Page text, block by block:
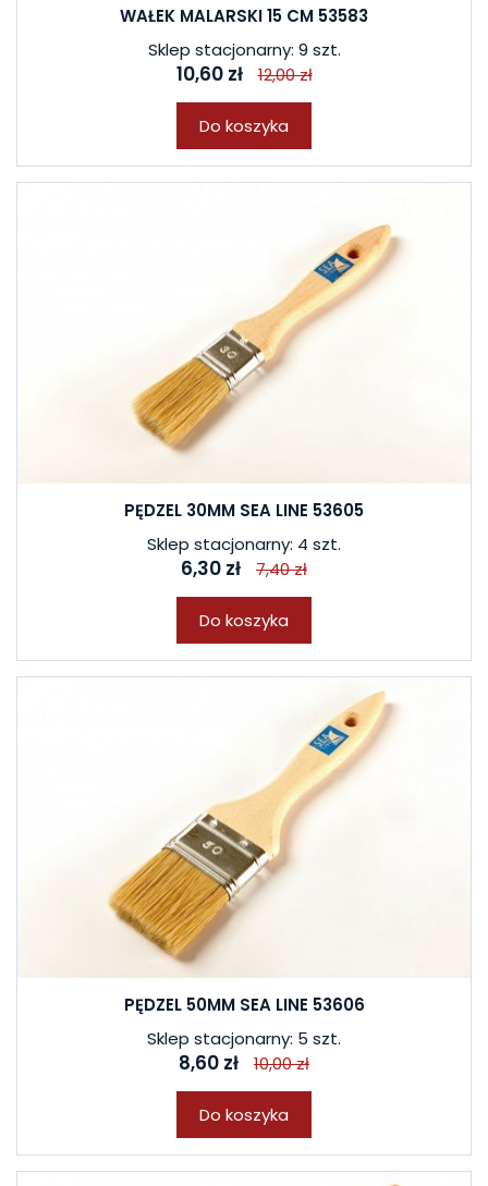
WAŁEK MALARSKI 15 CM 53583
Sklep stacjonarny: 9 szt.
10,60 zł 12,00 zł
Do koszyka
PĘDZEL 30MM SEA LINE 53605
Sklep stacjonarny: 4 szt.
6,30 zł 7,40 zł
Do koszyka
PĘDZEL 50MM SEA LINE 53606
Sklep stacjonarny: 5 szt.
8,60 zł 10,00 zł
Do koszyka